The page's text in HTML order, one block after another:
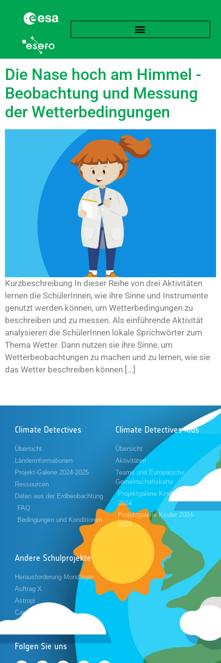
Schlagwort:Regen
Die Nase hoch am Himmel -
Beobachtung und Messung
der Wetterbedingungen
Kurzbeschreibung In dieser Reihe von drei Aktivitäten
lernen die SchülerInnen, wie ihre Sinne und Instrumente
genutzt werden können, um Wetterbedingungen zu
beschreiben und zu messen. Als einführende Aktivität
analysieren die SchülerInnen lokale Sprichwörter zum
Thema Wetter. Dann nutzen sie ihre Sinne, um
Wetterbeobachtungen zu machen und zu lernen, wie sie
das Wetter beschreiben können [...]
Climate Detectives
Übersicht
Länderinformationen
Projekt-Galerie 2024-2025
Ressourcen
Daten aus der Erdbeobachtung
FAQ
Bedingungen und Konditionen
Climate Detectives Kids
Übersicht
Aktivitäten
Teams und Europäische
Gemeinschaftskarte
Projektgalerie Kinder 2023-
2024
Projektgalerie Kinder 2024-
2025
Andere Schulprojekte
Herausforderung Mondlager
Auftrag X
Astropi
Cansat
Folgen Sie uns